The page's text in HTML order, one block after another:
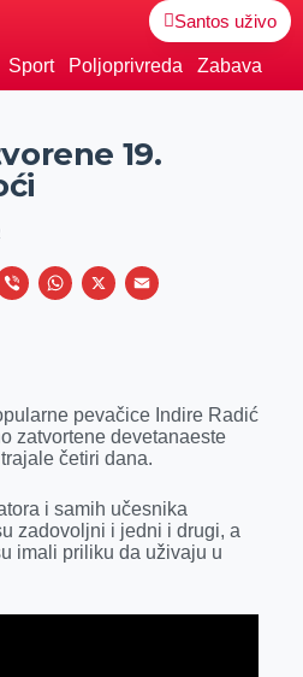
Santos uživo
Sport Poljoprivreda Zabava
19.
V
r
W
s
A
p
X
E
l
pevačice Indire Radić
zatvortene devetanaeste
četiri dana.
i samih učesnika
zadovoljni i jedni i drugi, a
imali priliku da uživaju u